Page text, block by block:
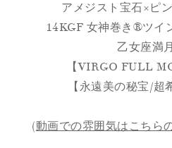
アメジスト宝石×ピ
14KGF 女神巻き®︎ツイ
乙女座満
【VIRGO FULL
【永遠美の秘宝/超
(動画での雰囲気はこちら